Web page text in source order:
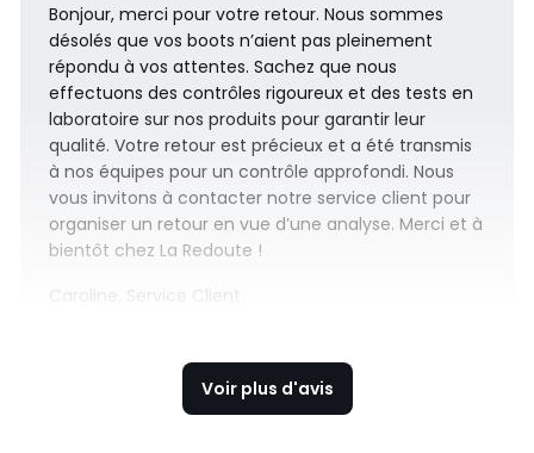
Bonjour, merci pour votre retour. Nous sommes
désolés que vos boots n’aient pas pleinement
répondu à vos attentes. Sachez que nous
effectuons des contrôles rigoureux et des tests en
laboratoire sur nos produits pour garantir leur
qualité. Votre retour est précieux et a été transmis
à nos équipes pour un contrôle approfondi. Nous
vous invitons à contacter notre service client pour
organiser un retour en vue d’une analyse. Merci et à
bientôt chez La Redoute !
Caroline, Service Client
Voir plus d'avis